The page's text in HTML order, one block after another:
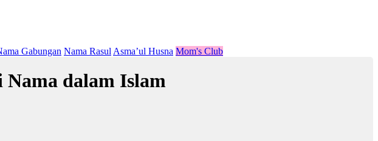
Gabungan Nama Rasul Asma’ul Husna Mom's Club
dalam Islam